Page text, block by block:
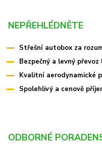
NEPŘEHLÉDNĚTE
Střešní autobox za
Bezpečný a levný
Kvalitní aerodynamické
Spolehlivý a cenově
ODBORNÉ